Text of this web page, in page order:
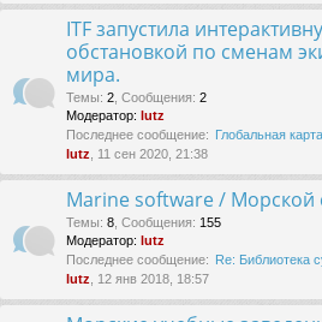
ITF запустила
обстановкой по сменам
мира.
Темы: 2 Сообщения: 2
Модератор: lutz
Последнее сообщение: Глобальная
lutz , 11 сен 2020, 21:38
Marine software / Морской
Темы: 8 Сообщения: 155
Модератор: lutz
Последнее сообщение: Re: Библиотека
lutz , 12 янв 2018, 18:57